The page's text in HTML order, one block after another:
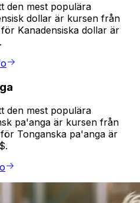
den mest populära
dollar är kursen från
Kanadensiska dollar är
den mest populära
pa'anga är kursen från
Tonganska pa'anga är